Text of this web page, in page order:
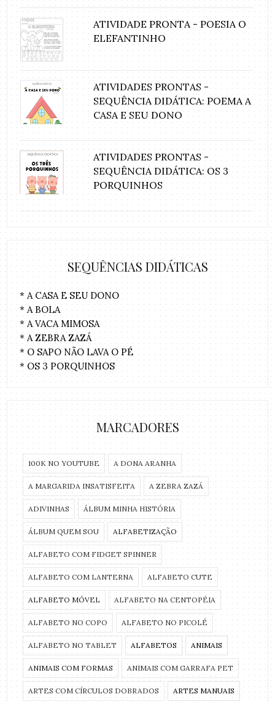
ATIVIDADE PRONTA - POESIA O
ELEFANTINHO
ATIVIDADES PRONTAS -
SEQUÊNCIA DIDÁTICA: POEMA A
CASA E SEU DONO
ATIVIDADES PRONTAS -
SEQUÊNCIA DIDÁTICA: OS 3
PORQUINHOS
SEQUÊNCIAS DIDÁTICAS
* A CASA E SEU DONO
* A BOLA
* A VACA MIMOSA
* A ZEBRA ZAZÁ
* O SAPO NÃO LAVA O PÉ
* OS 3 PORQUINHOS
MARCADORES
100K NO YOUTUBE A DONA ARANHA
A MARGARIDA INSATISFEITA A ZEBRA ZAZÁ
ADIVINHAS ÁLBUM MINHA HISTÓRIA
ÁLBUM QUEM SOU ALFABETIZAÇÃO
ALFABETO COM FIDGET SPINNER
ALFABETO COM LANTERNA ALFABETO CUTE
ALFABETO MÓVEL ALFABETO NA CENTOPÉIA
ALFABETO NO COPO ALFABETO NO PICOLÉ
ALFABETO NO TABLET ALFABETOS ANIMAIS
ANIMAIS COM FORMAS ANIMAIS COM GARRAFA PET
ARTES COM CÍRCULOS DOBRADOS ARTES MANUAIS